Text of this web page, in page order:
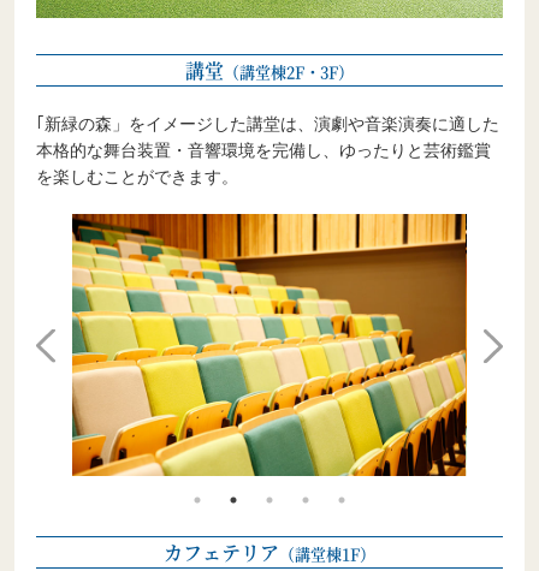
講堂 （講堂棟2F・3F）
｢新緑の森」をイメージした講堂は、演劇や音楽演奏に適した
本格的な舞台装置・音響環境を完備し、ゆったりと芸術鑑賞
を楽しむことができます。
カフェテリア （講堂棟1F）